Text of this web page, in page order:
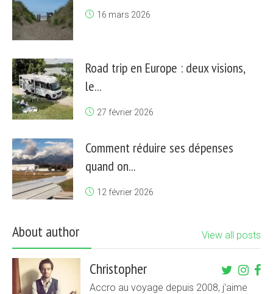
16 mars 2026
Road trip en Europe : deux visions,
le...
27 février 2026
Comment réduire ses dépenses
quand on...
12 février 2026
About author View all posts
Christopher
Accro au voyage depuis 2008, j'aime